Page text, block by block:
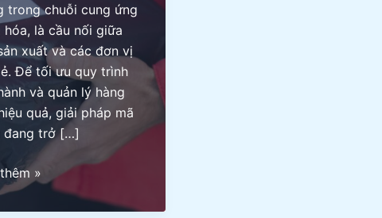
trong chuỗi cung ứng
hóa, là cầu nối giữa
xuất và các đơn vị
Để tối ưu quy trình
và quản lý hàng
quả, giải pháp mã
đang trở […]
»